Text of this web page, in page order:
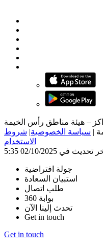
والنشر لعام 2026 من راكز – هيئة مناطق رأس الخيمة
| سياسة الخصوصية| شروط
الاستخدام
تحديث في 02/10/2025 5:35
جولة افتراضية
استبيان السعادة
طلب اتصال
بوابة 360
تحدث إلينا الآن
Get in touch
Get in touch